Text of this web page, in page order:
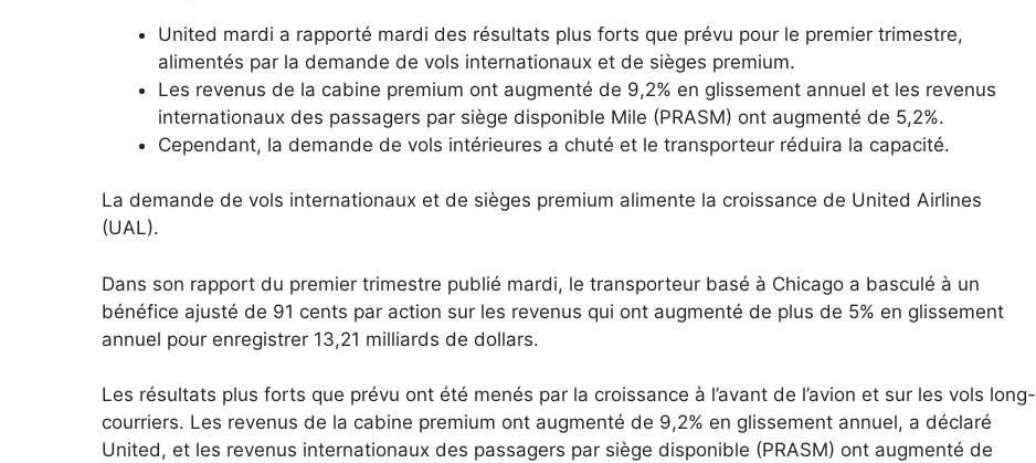
United mardi a rapporté mardi des résultats plus forts que prévu pour le premier trimestre,
alimentés par la demande de vols internationaux et de sièges premium.
Les revenus de la cabine premium ont augmenté de 9,2% en glissement annuel et les revenus
internationaux des passagers par siège disponible Mile (PRASM) ont augmenté de 5,2%.
Cependant, la demande de vols intérieures a chuté et le transporteur réduira la capacité.
La demande de vols internationaux et de sièges premium alimente la croissance de United Airlines
(UAL).
Dans son rapport du premier trimestre publié mardi, le transporteur basé à Chicago a basculé à un
bénéfice ajusté de 91 cents par action sur les revenus qui ont augmenté de plus de 5% en glissement
annuel pour enregistrer 13,21 milliards de dollars.
Les résultats plus forts que prévu ont été menés par la croissance à l’avant de l’avion et sur les vols long-
courriers. Les revenus de la cabine premium ont augmenté de 9,2% en glissement annuel, a déclaré
United, et les revenus internationaux des passagers par siège disponible (PRASM) ont augmenté de